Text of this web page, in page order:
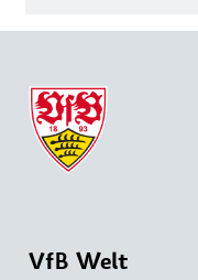
VfB Welt